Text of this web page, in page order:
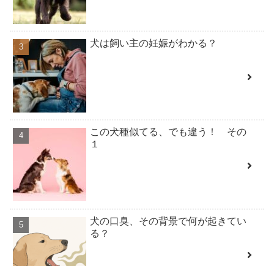
犬は飼い主の妊娠がわかる？
この犬種似てる、でも違う！ その
１
犬の口臭、その背景で何が起きてい
る？